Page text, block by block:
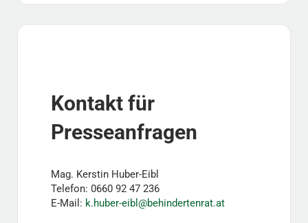
Kontakt für
Presseanfragen
Mag. Kerstin Huber-Eibl
Telefon: 0660 92 47 236
E-Mail: k.huber-eibl@behindertenrat.at